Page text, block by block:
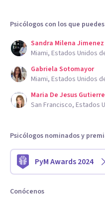
Psicólogos con los que
Sandra Milena
Miami, Estados Unidos
Gabriela Sotomayor
Miami, Estados Unidos
Maria De Jesus
San Francisco, Estados
Psicólogos nominados y
PyM Awards 2024
Conócenos